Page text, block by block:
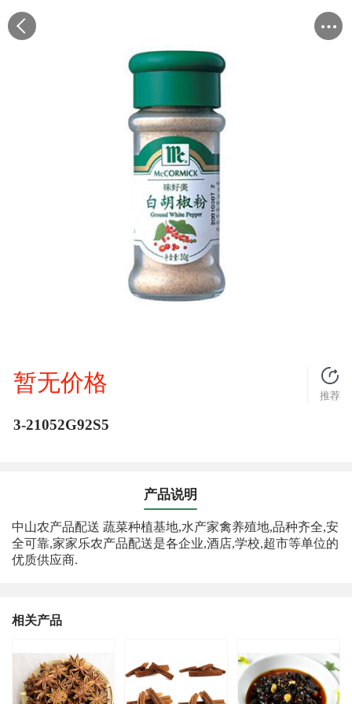
暂无价格
推荐
3-21052G92S5
产品说明
中山农产品配送 蔬菜种植基地,水产家禽养殖地,品种齐全,安
全可靠,家家乐农产品配送是各企业,酒店,学校,超市等单位的
优质供应商.
相关产品